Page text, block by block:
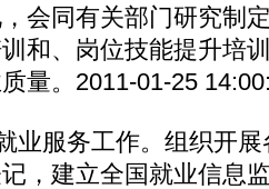
会同有关部门研究制
和、岗位技能提升培
量。2011-01-25
服务工作。组织开展
，建立全国就业信息